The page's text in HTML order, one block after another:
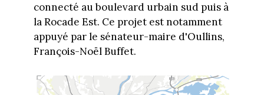
connecté au boulevard urbain sud puis à
la Rocade Est. Ce projet est notamment
appuyé par le sénateur-maire d'Oullins,
François-Noël Buffet.